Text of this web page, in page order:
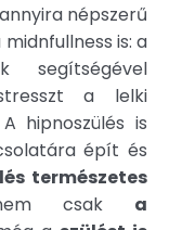
népszerű
is: a
segítségével
a lelki
hipnoszülés is
épít és
természetes
csak a